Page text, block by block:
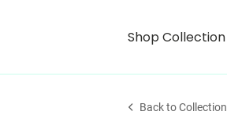
Shop Collection
Back to Collection